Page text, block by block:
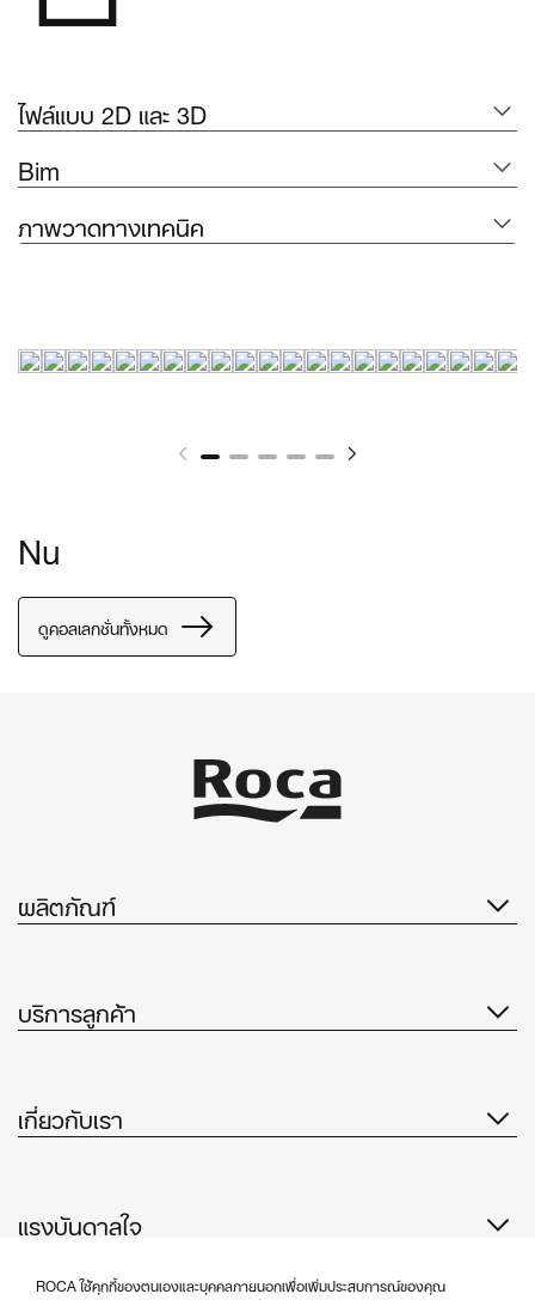
ROCA ใช้คุกกี้ของตนเองและบุคคลภายนอกเพื่อเพิ่มประสบการณ์ของคุณ
ไฟล์แบบ 2D และ 3D
Bim
ภาพวาดทางเทคนิค
Nu
ดูคอลเลกชั่นทั้งหมด
ผลิตภัณฑ์
บริการลูกค้า
เกี่ยวกับเรา
แรงบันดาลใจ
ติดตามเรา